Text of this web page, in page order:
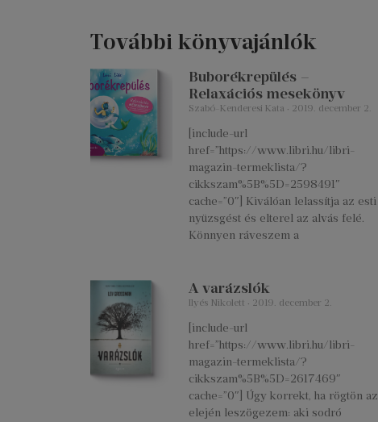
További könyvajánlók
Buborékrepülés –
Relaxációs mesekönyv
Szabó-Kenderesi Kata 2019. december 2.
[include-url
href=”https://www.libri.hu/libri-
magazin-termeklista/?
cikkszam%5B%5D=2598491″
cache=”0″] Kiválóan lelassítja az esti
nyüzsgést és elterel az alvás felé.
Könnyen ráveszem a
A varázslók
Ilyés Nikolett 2019. december 2.
[include-url
href=”https://www.libri.hu/libri-
magazin-termeklista/?
cikkszam%5B%5D=2617469″
cache=”0″] Úgy korrekt, ha rögtön az
elején leszögezem: aki sodró